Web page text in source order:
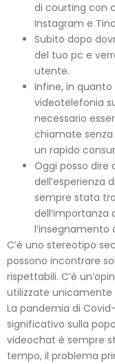
di courting con
Instagram e
Subito dopo
del tuo pc e
utente.
Infine, in quanto
videotelefonia
necessario
chiamate senza
un rapido
Oggi posso dire
dell’esperienza
sempre stata
dell’importanza
l’insegnamento
C’è uno stereotipo
possono incontrare
rispettabili. C’è
utilizzate
La pandemia di
significativo sulla
videochat è sempre
tempo, il problema